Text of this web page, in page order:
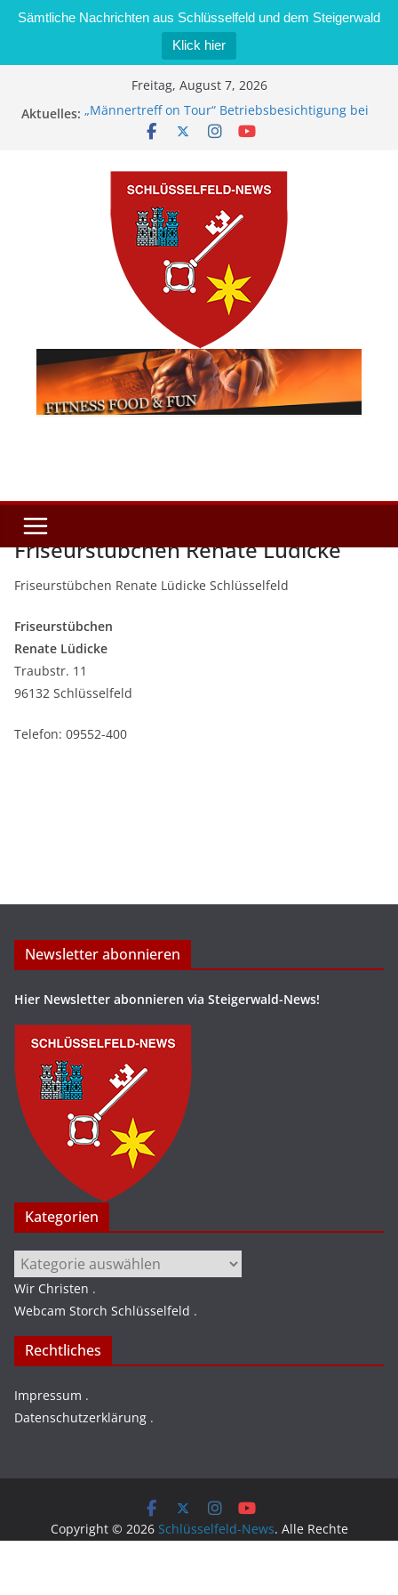
Sämtliche Nachrichten aus Schlüsselfeld und dem Steigerwald
Klick hier
Freitag, August 7, 2026
Aktuelles: „Männertreff on Tour“ Betriebsbesichtigung bei
der Schreinerei Zimmermann GmbH
Kontrolle
Stadt Schlüsselfeld bietet Online-Anmeldung für
Kindergartenplätze an
Dieseldiebstahl im Wert von 600 Euro
Friseurstübchen Renate Lüdicke
Friseurstübchen Renate Lüdicke Schlüsselfeld
Friseurstübchen
Renate Lüdicke
Traubstr. 11
96132 Schlüsselfeld
Telefon: 09552-400
Newsletter abonnieren
Hier Newsletter abonnieren via Steigerwald-News!
Kategorien
Kategorien
Wir Christen .
Webcam Storch Schlüsselfeld .
Rechtliches
Impressum .
Datenschutzerklärung .
Copyright © 2026 Schlüsselfeld-News. Alle Rechte